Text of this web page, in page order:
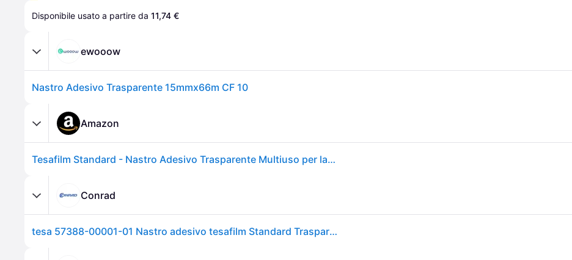
Disponibile usato a partire da 11,74 €
ewooow
Nastro Adesivo Trasparente 15mmx66m CF 10
Amazon
Tesafilm Standard - Nastro Adesivo Trasparente Multiuso per la Casa, L'Ufficio e la Scuola, 66 m x 15 mm - Confezione da 10 Rotoli
Conrad
tesa 57388-00001-01 Nastro adesivo tesafilm Standard Trasparente (L x L) 66 m x 15 mm 10 pz.